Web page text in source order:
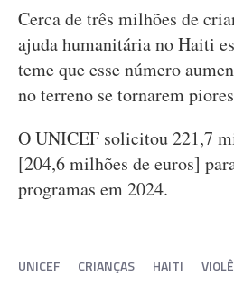
Cerca de três milhões de
ajuda humanitária no Haiti
teme que esse número
no terreno se tornarem
O UNICEF solicitou 221,7
[204,6 milhões de euros]
programas em 2024.
UNICEF CRIANÇAS HAITI